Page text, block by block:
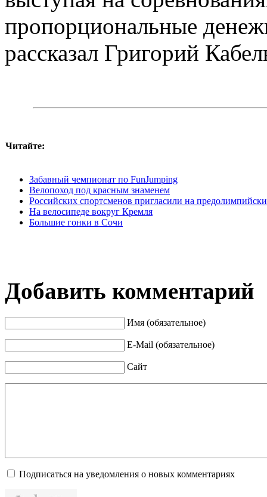
пропорциональные
рассказал Григорий
Читайте:
Забавный чемпионат по FunJumping
Велопоход под красным знаменем
Российских спортсменов пригласили на
На велосипеде вокруг Кремля
Большие гонки в Сочи
Добавить комментарий
Имя (обязательное)
E-Mail (обязательное)
Сайт
Подписаться на уведомления о новых комментариях